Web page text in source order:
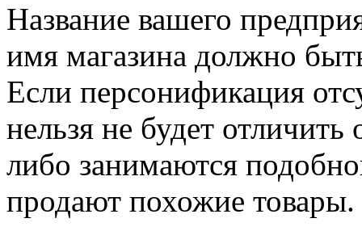
Название вашего
имя магазина должно
Если персонификация
нельзя не будет
либо занимаются
продают похожие товары.